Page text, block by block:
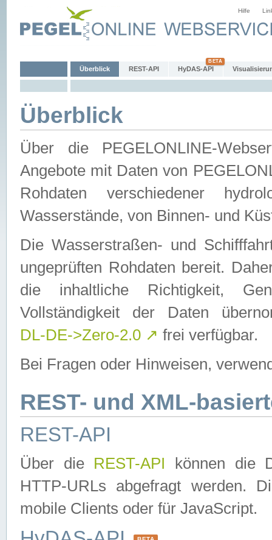
Hilfe
Überblick REST-API HyDAS-API
Überblick
Über die PEGELONLINE-
Angebote mit Daten von
Rohdaten verschiedener
Wasserstände, von Binnen- und
Die Wasserstraßen- und
ungeprüften Rohdaten bereit.
die inhaltliche Richtigkeit,
Vollständigkeit der Daten
DL-DE->Zero-2.0 ↗ frei verfügbar.
Bei Fragen oder Hinweisen,
REST- und XML-
REST-API
Über die REST-API können die
HTTP-URLs abgefragt werden.
mobile Clients oder für JavaScript.